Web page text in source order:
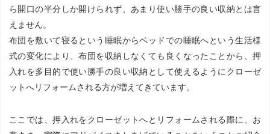
ら開口の半分しか開けられず、あまり使い勝手の良い収納とは言
えません。
布団を敷いて寝るという睡眠からベッドでの睡眠へという生活様
式の変化により、布団を収納しなくても良くなったことから、押
入れを多目的で使い勝手の良い収納として使えるようにクローゼ
ットへリフォームされる方が増えてきています。
ここでは、押入れをクローゼットへとリフォームされる際に、お